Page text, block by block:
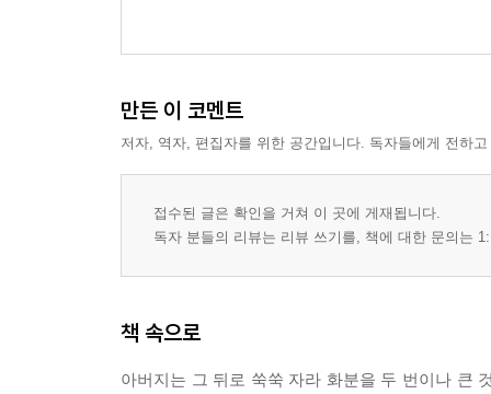
만든 이 코멘트
저자, 역자, 편집자를 위한 공간입니다. 독자들에게 전하
접수된 글은 확인을 거쳐 이 곳에 게재됩니다.
독자 분들의 리뷰는 리뷰 쓰기를, 책에 대한 문의는
책 속으로
아버지는 그 뒤로 쑥쑥 자라 화분을 두 번이나 큰